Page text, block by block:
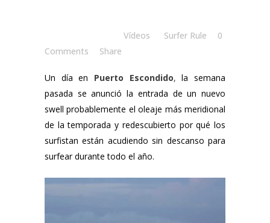
Vídeos Surfer Rule
0
Comments
Share
Un día en Puerto Escondido, la semana
pasada se anunció la entrada de un nuevo
swell probablemente el oleaje más meridional
de la temporada y redescubierto por qué los
surfistan están acudiendo sin descanso para
surfear durante todo el año.